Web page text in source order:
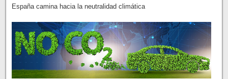
España camina hacia la neutralidad climática